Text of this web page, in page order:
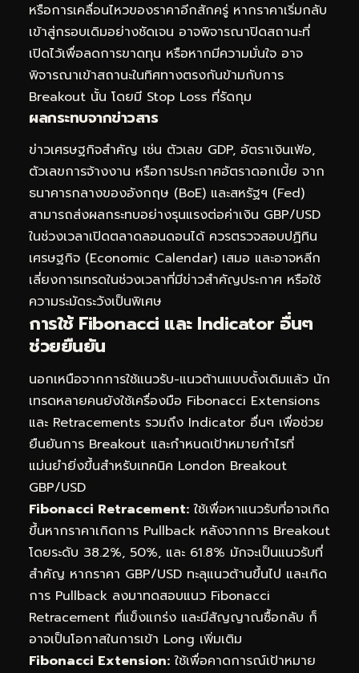
หรือการเคลื่อนไหวของราคาอีกสักครู่ หากราคาเริ่มกลับ
เข้าสู่กรอบเดิมอย่างชัดเจน อาจพิจารณาปิดสถานะที่
เปิดไว้เพื่อลดการขาดทุน หรือหากมีความมั่นใจ อาจ
พิจารณาเข้าสถานะในทิศทางตรงกันข้ามกับการ
Breakout นั้น โดยมี Stop Loss ที่รัดกุม
ผลกระทบจากข่าวสาร
ข่าวเศรษฐกิจสำคัญ เช่น ตัวเลข GDP, อัตราเงินเฟ้อ,
ตัวเลขการจ้างงาน หรือการประกาศอัตราดอกเบี้ย จาก
ธนาคารกลางของอังกฤษ (BoE) และสหรัฐฯ (Fed)
สามารถส่งผลกระทบอย่างรุนแรงต่อค่าเงิน GBP/USD
ในช่วงเวลาเปิดตลาดลอนดอนได้ ควรตรวจสอบปฏิทิน
เศรษฐกิจ (Economic Calendar) เสมอ และอาจหลีก
เลี่ยงการเทรดในช่วงเวลาที่มีข่าวสำคัญประกาศ หรือใช้
ความระมัดระวังเป็นพิเศษ
การใช้ Fibonacci และ Indicator อื่นๆ
ช่วยยืนยัน
นอกเหนือจากการใช้แนวรับ-แนวต้านแบบดั้งเดิมแล้ว นัก
เทรดหลายคนยังใช้เครื่องมือ Fibonacci Extensions
และ Retracements รวมถึง Indicator อื่นๆ เพื่อช่วย
ยืนยันการ Breakout และกำหนดเป้าหมายกำไรที่
แม่นยำยิ่งขึ้นสำหรับเทคนิค London Breakout
GBP/USD
Fibonacci Retracement: ใช้เพื่อหาแนวรับที่อาจเกิด
ขึ้นหากราคาเกิดการ Pullback หลังจากการ Breakout
โดยระดับ 38.2%, 50%, และ 61.8% มักจะเป็นแนวรับที่
สำคัญ หากราคา GBP/USD ทะลุแนวต้านขึ้นไป และเกิด
การ Pullback ลงมาทดสอบแนว Fibonacci
Retracement ที่แข็งแกร่ง และมีสัญญาณซื้อกลับ ก็
อาจเป็นโอกาสในการเข้า Long เพิ่มเติม
Fibonacci Extension: ใช้เพื่อคาดการณ์เป้าหมาย